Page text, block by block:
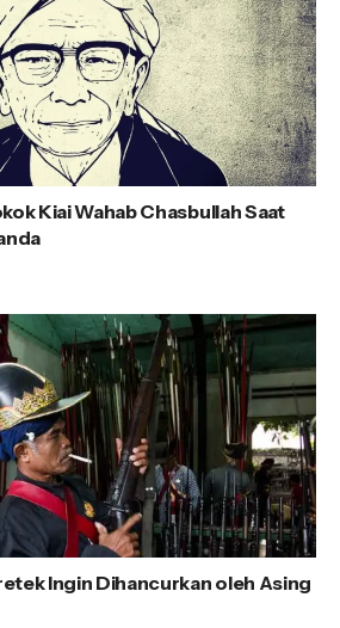
Kiai Wahab Chasbullah Saat
Ingin Dihancurkan oleh Asing